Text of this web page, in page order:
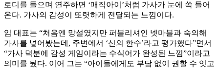
로디를 들으며 연주하면 ‘매직아이’처럼 가사가 눈에 쏙 들어
온다. 가사의 감성이 또렷하게 전달되는 느낌이다.
임 대표는 “처음엔 망설였지만 퍼블리셔인 넷마블과 숙의해
가사를 넣어봤는데, 주변에서 ‘신의 한수’라고 평가했다”면서
“가사 덕분에 감성 게임이라는 수식어가 완성된 느낌”이라고
의미를 뒀다. 이어 그는 “아이들에게도 부담 없이 권할 수 잇고